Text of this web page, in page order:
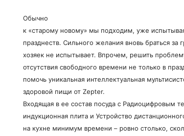
Обычно
к «старому новому» мы подходим, уже
празднеств. Сильного желания вновь браться за
хозяек не испытывает. Впрочем, решить
отсутствия свободного времени не только в
помочь уникальная интеллектуальная
здоровой пищи от Zepter.
Входящая в ее состав посуда с Радиоцифровым
индукционная плита и Устройство
на кухне минимум времени – ровно столько,